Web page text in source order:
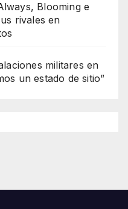
Blooming e
rivales en
militares en
un estado de sitio”